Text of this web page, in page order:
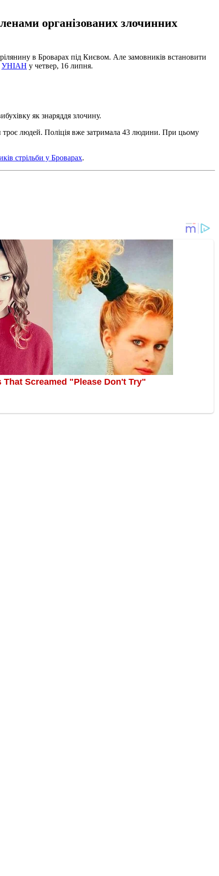
організованих злочинних
в Броварах під Києвом. Але замовників встановити
УНІАН у четвер, 16 липня.
як знаряддя злочину.
троє людей. Поліція вже затримала 43 людини. При цьому
стрільби у Броварах.